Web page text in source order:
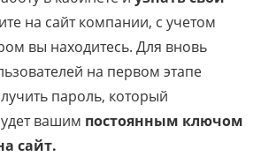
на сайт компании, с учетом
вы находитесь. Для вновь
на первом этапе
пароль, который
вашим постоянным ключом
сайт.